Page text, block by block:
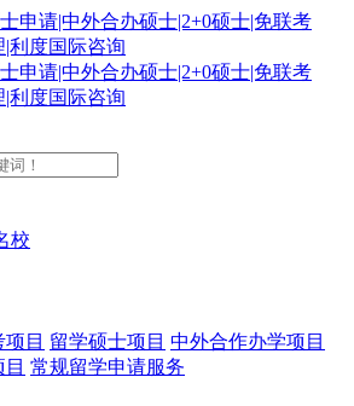
校
目 留学硕士项目 中外合作办学项目
常规留学申请服务